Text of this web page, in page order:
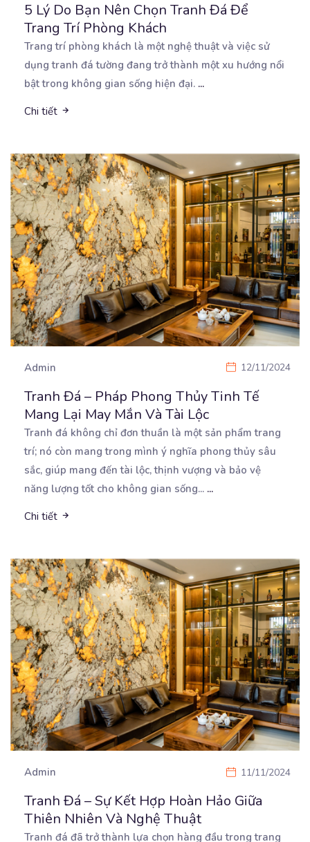
5 Lý Do Bạn Nên Chọn Tranh Đá Để
Trang Trí Phòng Khách
Trang trí phòng khách là một nghệ thuật và việc sử
dụng tranh đá tường đang trở thành một xu hướng nổi
bật trong không gian sống hiện đại. ...
Chi tiết
Admin 12/11/2024
Tranh Đá – Pháp Phong Thủy Tinh Tế
Mang Lại May Mắn Và Tài Lộc
Tranh đá không chỉ đơn thuần là một sản phẩm trang
trí; nó còn mang trong mình ý nghĩa phongthủy sâu
sắc, giúp mang đến tài lộc, thịnh vượng và bảo vệ
năng lượng tốt cho không gian sống... ...
Chi tiết
Admin 11/11/2024
Tranh Đá – Sự Kết Hợp Hoàn Hảo Giữa
Thiên Nhiên Và Nghệ Thuật
Tranh đá đã trở thành lựa chọn hàng đầu trong trang